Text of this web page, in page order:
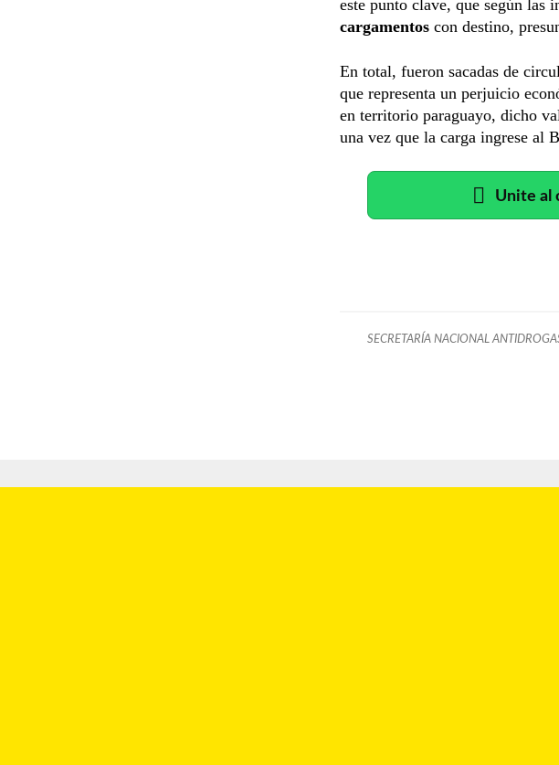
este punto clave, que según las
cargamentos con destino,
En total, fueron sacadas de
que representa un perjuicio
en territorio paraguayo, dicho
una vez que la carga ingrese al
Unite al
SECRETARÍA NACIONAL